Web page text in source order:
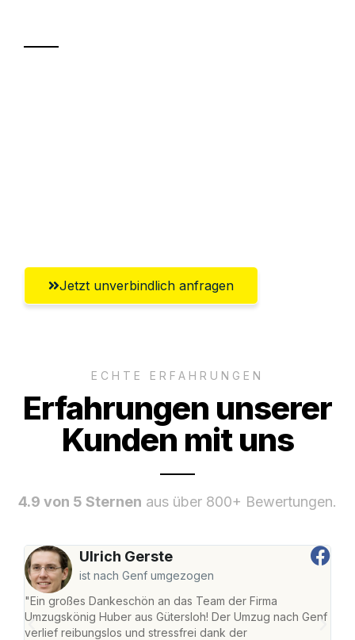
Jetzt unverbindlich anfragen
ECHTE ERFAHRUNGEN
Erfahrungen unserer
Kunden mit uns
4.9 von 5 Sternen aus über 800+ Bewertungen.
Ulrich Gerste
ist nach Genf umgezogen
"Ein großes Dankeschön an das Team der Firma
Umzugskönig Huber aus Gütersloh! Der Umzug nach Genf
verlief reibungslos und stressfrei dank der